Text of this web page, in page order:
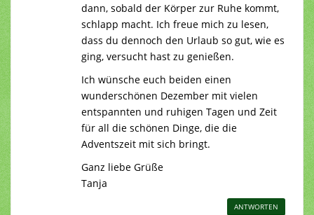
dann, sobald der Körper zur Ruhe kommt,
schlapp macht. Ich freue mich zu lesen,
dass du dennoch den Urlaub so gut, wie es
ging, versucht hast zu genießen.
Ich wünsche euch beiden einen
wunderschönen Dezember mit vielen
entspannten und ruhigen Tagen und Zeit
für all die schönen Dinge, die die
Adventszeit mit sich bringt.
Ganz liebe Grüße
Tanja
ANTWORTEN